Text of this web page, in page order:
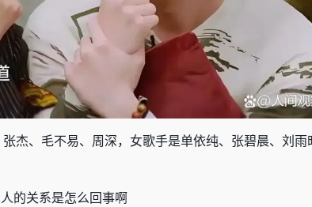
杰、毛不易、周深，女歌手是单依纯、张碧晨、刘雨
的关系是怎么回事啊